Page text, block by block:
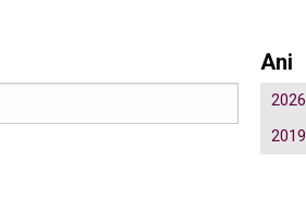
Ani
2026
2019